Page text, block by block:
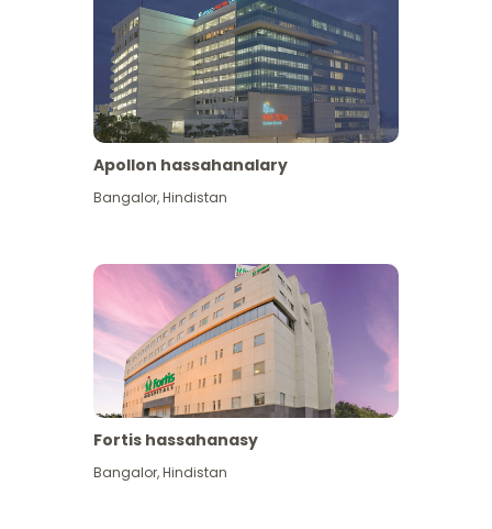
Has giňişleýin gör
Apollon hassahanalary
Bangalor,Hindistan
Fortis hassahanasy
Bangalor,Hindistan